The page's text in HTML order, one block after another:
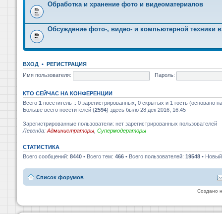
Обработка и хранение фото и видеоматериалов
Обсуждение фото-, видео- и компьютерной техники в
ВХОД • РЕГИСТРАЦИЯ
Имя пользователя:
Пароль:
КТО СЕЙЧАС НА КОНФЕРЕНЦИИ
Всего 1 посетитель :: 0 зарегистрированных, 0 скрытых и 1 гость (основано
Больше всего посетителей (2594) здесь было 28 дек 2016, 16:45
Зарегистрированные пользователи: нет зарегистрированных пользователей
Легенда: Администраторы Супермодераторы
СТАТИСТИКА
Всего сообщений: 8440 • Всего тем: 466 • Всего пользователей: 19548 •
Список форумов
Создано